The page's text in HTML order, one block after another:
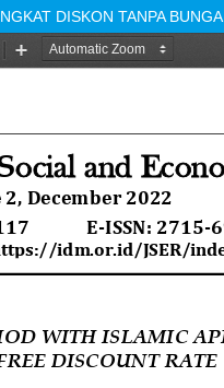
DISKON TANPA BUNGA